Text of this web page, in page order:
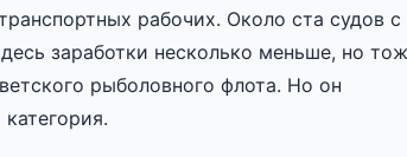
рабочих. Около ста судов с
заработки несколько меньше, но
рыболовного флота. Но он